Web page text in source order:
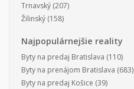
Trnavský (207)
Žilinský (158)
Najpopulárnejšie reality
Byty na predaj Bratislava (110)
Byty na prenájom Bratislava (683)
Byty na predaj Košice (39)